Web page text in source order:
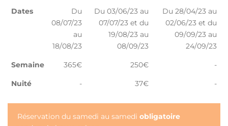
Dates
Du
08/07/23
au
18/08/23
Du 03/06/23 au
07/07/23 et du
19/08/23 au
08/09/23
Du 28/04/23 au
02/06/23 et du
09/09/23 au
24/09/23
Semaine 365€ 250€ -
Nuité - 37€ -
Réservation du samedi au samedi obligatoire